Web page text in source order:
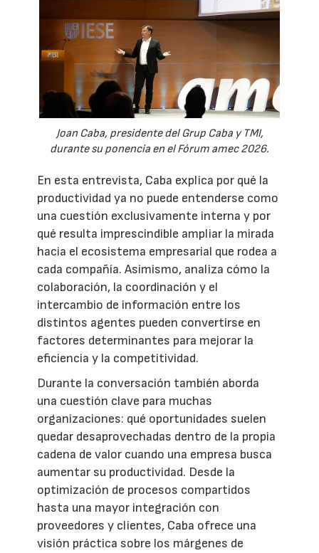
Joan Caba, presidente del Grup Caba y TMI,
durante su ponencia en el Fórum amec 2026.
En esta entrevista, Caba explica por qué la
productividad ya no puede entenderse como
una cuestión exclusivamente interna y por
qué resulta imprescindible ampliar la mirada
hacia el ecosistema empresarial que rodea a
cada compañía. Asimismo, analiza cómo la
colaboración, la coordinación y el
intercambio de información entre los
distintos agentes pueden convertirse en
factores determinantes para mejorar la
eficiencia y la competitividad.
Durante la conversación también aborda
una cuestión clave para muchas
organizaciones: qué oportunidades suelen
quedar desaprovechadas dentro de la propia
cadena de valor cuando una empresa busca
aumentar su productividad. Desde la
optimización de procesos compartidos
hasta una mayor integración con
proveedores y clientes, Caba ofrece una
visión práctica sobre los márgenes de